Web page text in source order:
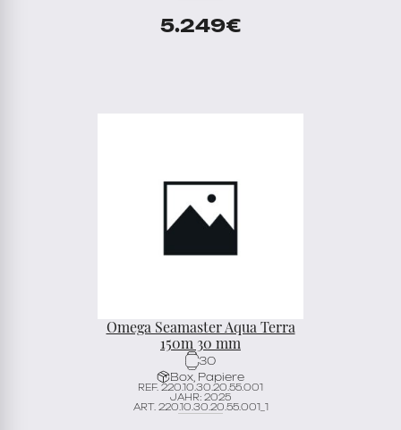
5.249€
Omega Seamaster Aqua Terra
150m 30 mm
30
Box, Papiere
REF. 220.10.30.20.55.001
JAHR: 2025
ART. 220.10.30.20.55.001_1